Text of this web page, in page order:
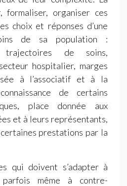
formaliser, organiser ces
choix et réponses d’une
de sa population :
de soins,
hospitalier, marges
à l’associatif et à la
de certains
place donnée aux
et à leurs représentants,
prestations par la
qui doivent s’adapter à
parfois même à contre-